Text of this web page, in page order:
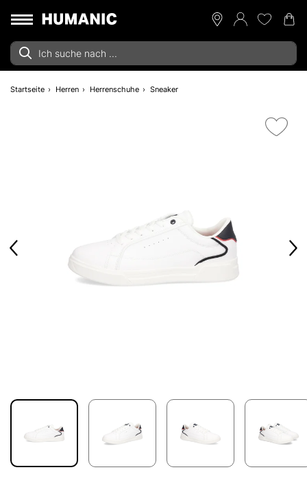
Startseite Herren Herrenschuhe Sneaker